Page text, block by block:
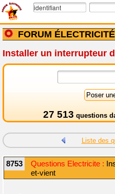
FORUM ÉLECTRICITÉ
Installer un interrupteur
27 513 questions
Liste des
8753 Questions Electricite :
et-vient